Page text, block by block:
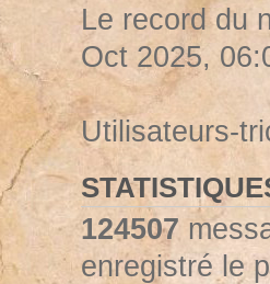
Le record du
Oct 2025,
Utilisateurs-
124507
enregistré le